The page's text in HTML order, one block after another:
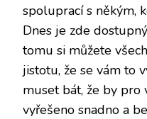
spoluprací s někým,
Dnes je zde
tomu si můžete
jistotu, že se vám to
muset bát, že by pro
vyřešeno snadno a